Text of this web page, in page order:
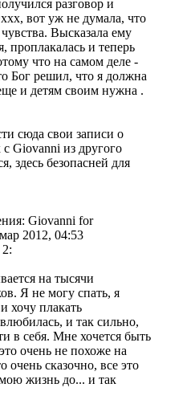
разговор и
вот уж не думала, что
Высказала ему
проплакалась и теперь
что на самом деле -
Бог решил, что я должна
и детям своим нужна .
сюда свои записи о
Giovanni из другого
здесь безопасней для
Giovanni for
2012, 04:53
на тысячи
Я не могу спать, я
хочу плакать
и так сильно,
в себя. Мне хочется быть
очень не похоже на
очень сказочно, все это
жизнь до... и так